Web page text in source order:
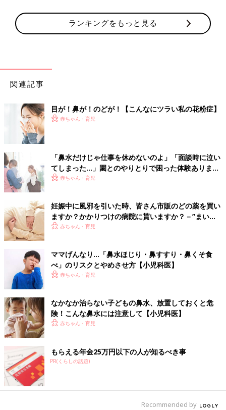
ランキングをもっと見る
関連記事
目が！鼻が！のどが！【こんなにツラい私の花粉症】
赤ちゃん・育児
「鼻水だけじゃ仕事を休めないのよ」「面談時に泣い
てしまった…」園とのやりとりで困った体験あります
か？赤ちゃん・育児
妊娠中に風邪を引いた時、皆さん市販のどの薬を買い
ますか？かかりつけの病院に貰いますか？－”まいに
ちのたまひよ”の体験談
赤ちゃん・育児
ママげんなり…「鼻水ほじり・鼻すすり・鼻くそ食
べ」のリスクとやめさせ方【小児科医】
赤ちゃん・育児
なかなか治らない子どもの鼻水、放置しておくと危
険！こんな鼻水には注意して【小児科医】
赤ちゃん・育児
もらえる年金25万円以下の人が知るべき事
PR(くらしの話題)
Recommended by